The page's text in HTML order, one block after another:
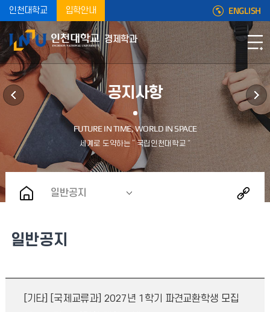
인천대학교 입학안내 ENGLISH
경제학과
공지사항
일반공지
일반공지
[기타] [국제교류과] 2027년 1학기 파견교환학생 모집